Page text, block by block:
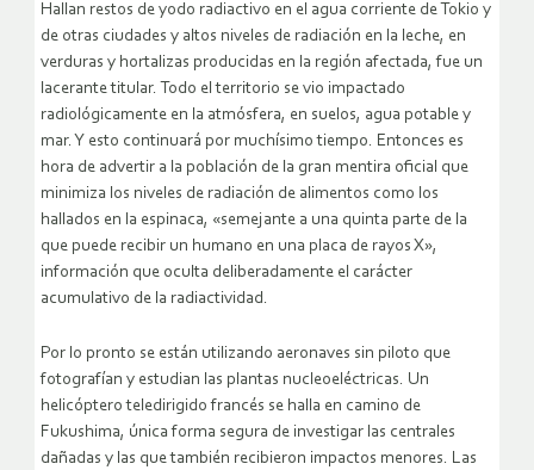
Hallan restos de yodo radiactivo en el agua corriente de Tokio y
de otras ciudades y altos niveles de radiación en la leche, en
verduras y hortalizas producidas en la región afectada, fue un
lacerante titular. Todo el territorio se vio impactado
radiológicamente en la atmósfera, en suelos, agua potable y
mar. Y esto continuará por muchísimo tiempo. Entonces es
hora de advertir a la población de la gran mentira oficial que
minimiza los niveles de radiación de alimentos como los
hallados en la espinaca, «semejante a una quinta parte de la
que puede recibir un humano en una placa de rayos X»,
información que oculta deliberadamente el carácter
acumulativo de la radiactividad.
Por lo pronto se están utilizando aeronaves sin piloto que
fotografían y estudian las plantas nucleoeléctricas. Un
helicóptero teledirigido francés se halla en camino de
Fukushima, única forma segura de investigar las centrales
dañadas y las que también recibieron impactos menores. Las